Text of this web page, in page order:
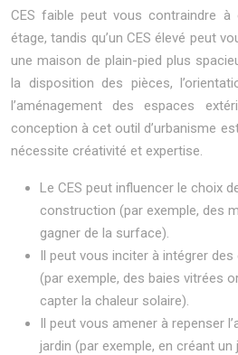
CES faible peut vous contraindre
étage, tandis qu’un CES élevé peut
une maison de plain-pied plus
la disposition des pièces,
l’aménagement des espaces
conception à cet outil d’urbanisme
nécessite créativité et expertise.
Le CES peut influencer le choix
construction (par exemple, des
gagner de la surface).
Il peut vous inciter à intégrer
(par exemple, des baies vitrées
capter la chaleur solaire).
Il peut vous amener à repenser
jardin (par exemple, en créant